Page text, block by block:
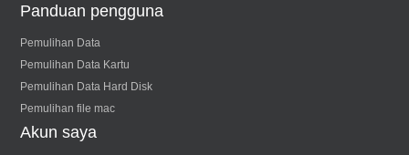
Panduan pengguna
Pemulihan Data
Pemulihan Data Kartu
Pemulihan Data Hard Disk
Pemulihan file mac
Akun saya